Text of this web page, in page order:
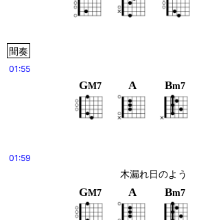
間奏
01:55
GM7 A Bm7
01:59
木漏れ日のよう
GM7 A Bm7